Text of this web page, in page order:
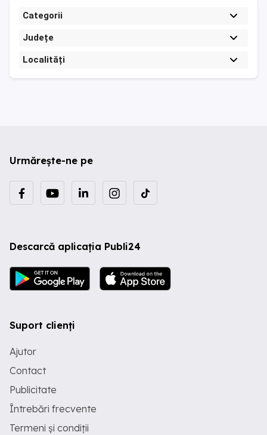
Categorii
Județe
Localități
Urmărește-ne pe
Descarcă aplicația Publi24
Suport clienți
Ajutor
Contact
Publicitate
Întrebări frecvente
Termeni și condiții